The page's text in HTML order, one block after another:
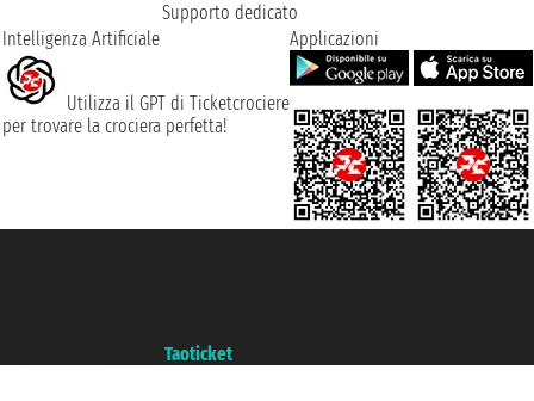
Supporto dedicato
Intelligenza Artificiale
Utilizza il GPT di Ticketcrociere
per trovare la crociera perfetta!
Applicazioni
Taoticket